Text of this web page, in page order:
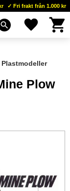
Fri frakt från 1.000 kr
search Favoriter
Plow